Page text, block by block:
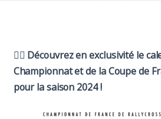
👉🏼 Découvrez en exclusivité le
Championnat et de la Coupe de
pour la saison 2024 !